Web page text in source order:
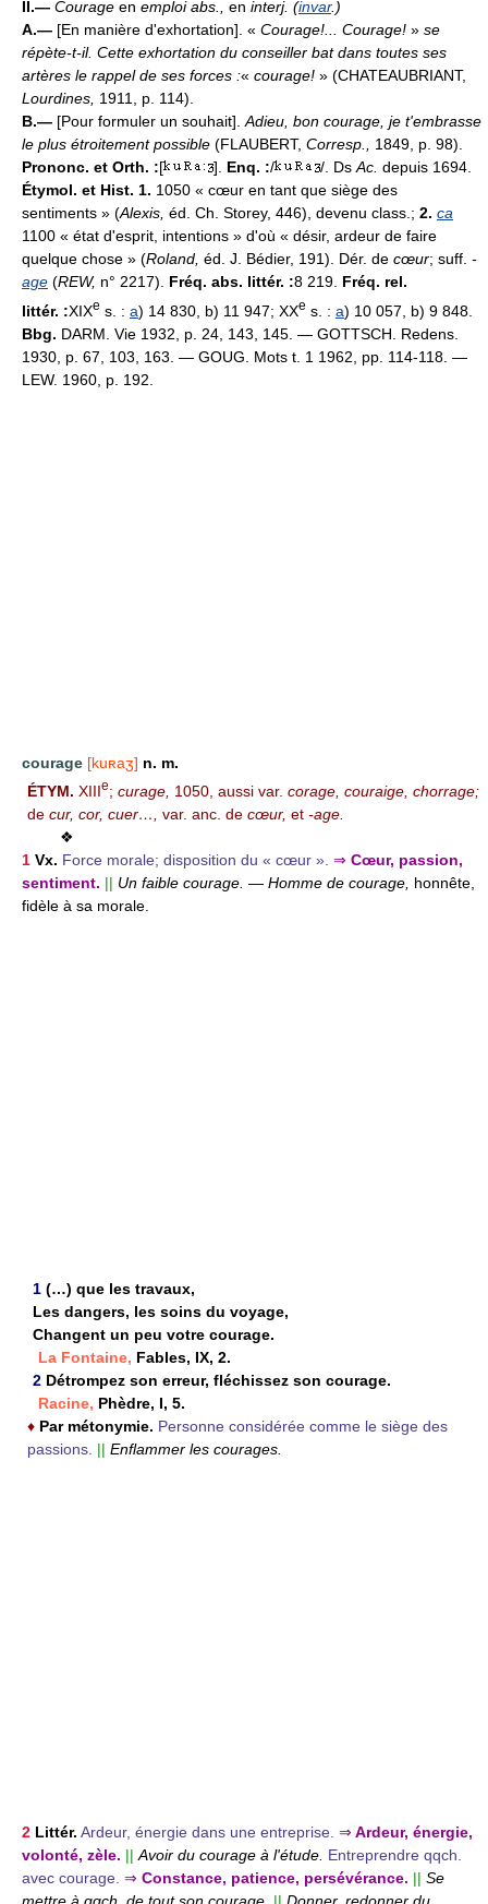
II.— Courage en emploi abs., en interj. (invar.)
A.— [En manière d'exhortation]. « Courage!... Courage! » se
répète-t-il. Cette exhortation du conseiller bat dans toutes ses
artères le rappel de ses forces :« courage! » (CHATEAUBRIANT,
Lourdines, 1911, p. 114).
B.— [Pour formuler un souhait]. Adieu, bon courage, je t'embrasse
le plus étroitement possible (FLAUBERT, Corresp., 1849, p. 98).
Prononc. et Orth. :[ ]. Enq. :/ /. Ds Ac. depuis 1694.
Étymol. et Hist. 1. 1050 « cœur en tant que siège des
sentiments » (Alexis, éd. Ch. Storey, 446), devenu class.; 2. ca
1100 « état d'esprit, intentions » d'où « désir, ardeur de faire
quelque chose » (Roland, éd. J. Bédier, 191). Dér. de cœur; suff. -
age (REW, n° 2217). Fréq. abs. littér. :8 219. Fréq. rel.
littér. :XIXe s. : a) 14 830, b) 11 947; XXe s. : a) 10 057, b) 9 848.
Bbg. DARM. Vie 1932, p. 24, 143, 145. — GOTTSCH. Redens.
1930, p. 67, 103, 163. — GOUG. Mots t. 1 1962, pp. 114-118. —
LEW. 1960, p. 192.
courage [kuʀaʒ] n. m.
ÉTYM. XIIIe; curage, 1050, aussi var. corage, couraige, chorrage;
de cur, cor, cuer…, var. anc. de cœur, et -age.
❖
1 Vx. Force morale; disposition du « cœur ». ⇒ Cœur, passion,
sentiment. || Un faible courage. — Homme de courage, honnête,
fidèle à sa morale.
1 (…) que les travaux,
Les dangers, les soins du voyage,
Changent un peu votre courage.
La Fontaine, Fables, IX, 2.
2 Détrompez son erreur, fléchissez son courage.
Racine, Phèdre, I, 5.
♦ Par métonymie. Personne considérée comme le siège des
passions. || Enflammer les courages.
2 Littér. Ardeur, énergie dans une entreprise. ⇒ Ardeur, énergie,
volonté, zèle. || Avoir du courage à l'étude. Entreprendre qqch.
avec courage. ⇒ Constance, patience, persévérance. || Se